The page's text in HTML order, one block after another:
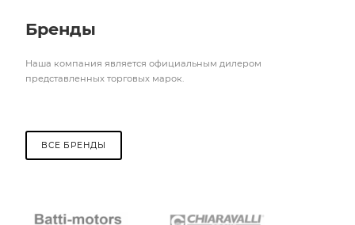
Бренды
Наша компания является официальным дилером
представленных торговых марок.
ВСЕ БРЕНДЫ